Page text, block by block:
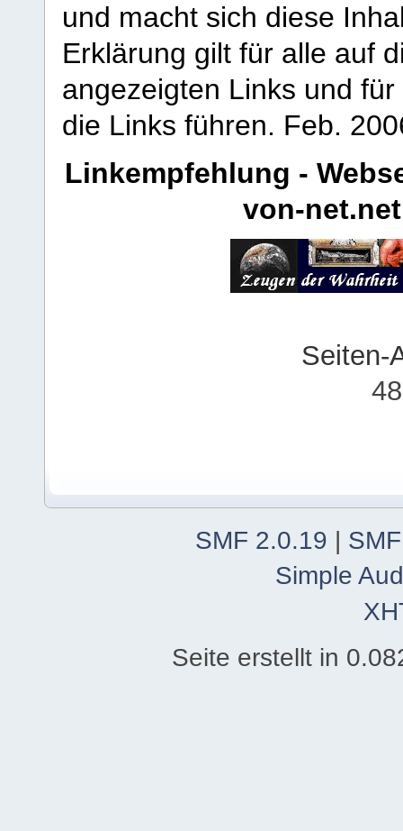
und macht sich diese
Erklärung gilt für alle auf
angezeigten Links und
die Links führen. Feb.
Linkempfehlung -
von-net.net
Seiten-
SMF 2.0.19
Simple
Seite erstellt in